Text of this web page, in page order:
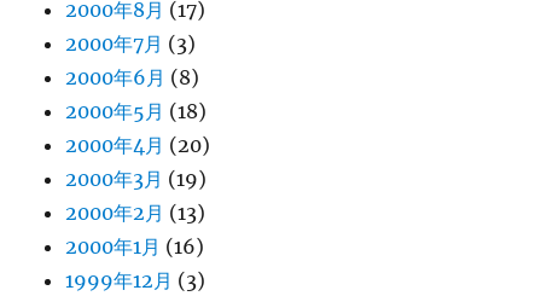
2000年8月 (17)
2000年7月 (3)
2000年6月 (8)
2000年5月 (18)
2000年4月 (20)
2000年3月 (19)
2000年2月 (13)
2000年1月 (16)
1999年12月 (3)